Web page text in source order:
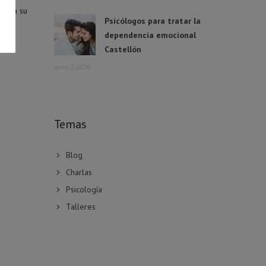
a su
Psicólogos para tratar la
dependencia emocional
Castellón
junio 2, 2026
Temas
Blog
Charlas
Psicología
Talleres